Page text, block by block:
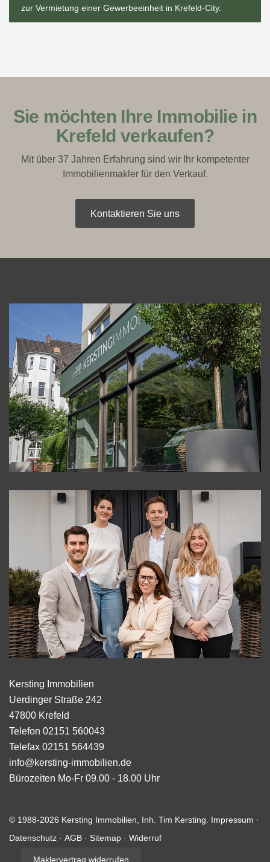
zur Vermietung einer Gewerbeeinheit in Krefeld-City.
Sie möchten Ihre Immobilie in
Krefeld verkaufen?
Mit über 37 Jahren Erfahrung sind wir Ihr kompetenter
Immobilienmakler für den Verkauf.
Kontaktieren Sie uns
Kersting Immobilien
Uerdinger Straße 242
47800 Krefeld
Telefon 02151 560043
Telefax 02151 564439
info@kersting-immobilien.de
Bürozeiten Mo-Fr 09.00 - 18.00 Uhr
© 1988-2026 Kersting Immobilien, Inh. Tim Kersting. Impressum ·
Datenschutz · AGB · Sitemap · Widerruf
Maklervertrag widerrufen